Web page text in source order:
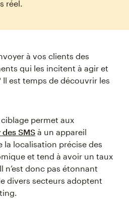
réel.
à vos clients des
qui les incitent à agir et
Il est temps de découvrir les
permet aux
des SMS à un appareil
localisation précise des
et tend à avoir un taux
n’est donc pas étonnant
divers secteurs adoptent